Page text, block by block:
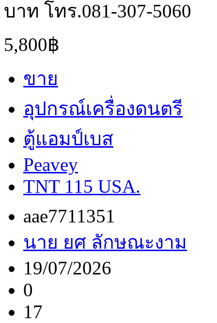
บาท โทร.081-307-5060
5,800฿
ขาย
อุปกรณ์เครื่องดนตรี
ตู้แอมป์เบส
Peavey
TNT 115 USA.
aae7711351
นาย ยศ ลักษณะงาม
19/07/2026
0
17